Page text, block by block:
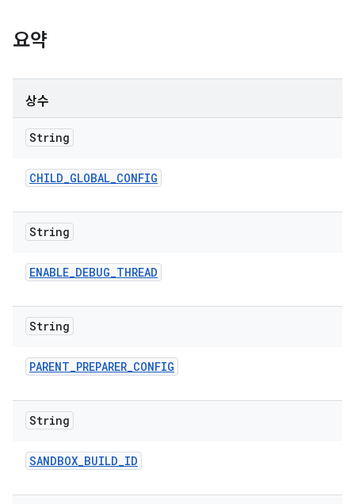
요약
상수
String
CHILD_GLOBAL_CONFIG
String
ENABLE_DEBUG_THREAD
String
PARENT_PREPARER_CONFIG
String
SANDBOX_BUILD_ID